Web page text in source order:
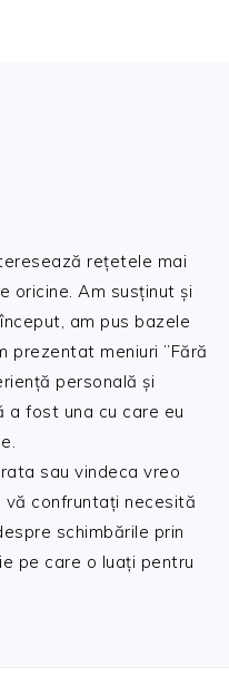
rețetele mai
oricine. Am susținut și
am pus bazele
prezentat meniuri ”Fără
personală și
a fost una cu care eu
sau vindeca vreo
confruntați necesită
schimbările prin
pe care o luați pentru